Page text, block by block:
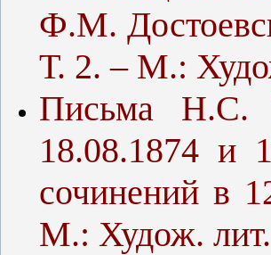
Ф.М.
Т. 2. – М.:
Письма Н.С.
18.08.1874 и
сочинений в
М.: Худож.